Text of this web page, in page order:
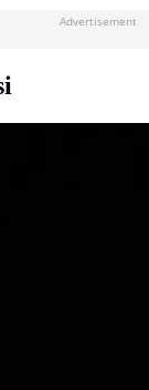
Advertisement